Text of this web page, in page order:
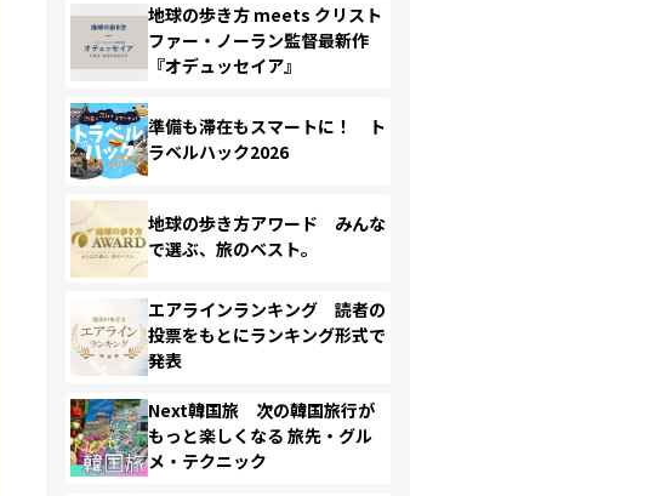
地球の歩き方 meets クリスト
ファー・ノーラン監督最新作
『オデュッセイア』
準備も滞在もスマートに！ ト
ラベルハック2026
地球の歩き方アワード みんな
で選ぶ、旅のベスト。
エアラインランキング 読者の
投票をもとにランキング形式で
発表
Next韓国旅 次の韓国旅行が
もっと楽しくなる 旅先・グル
メ・テクニック